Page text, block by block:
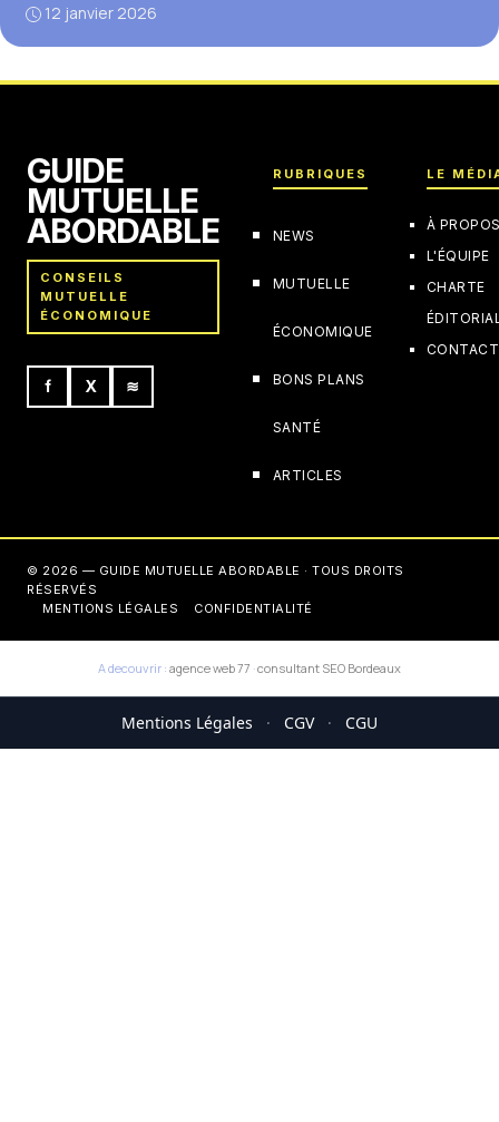
12 janvier 2026
GUIDE
MUTUELLE
ABORDABLE
CONSEILS
MUTUELLE
ÉCONOMIQUE
f X ≋
RUBRIQUES
NEWS
MUTUELLE
ÉCONOMIQUE
BONS PLANS
SANTÉ
ARTICLES
LE
À
L'ÉQUIPE
CHARTE
CONTACT
© 2026 — GUIDE MUTUELLE ABORDABLE · TOUS DROITS
RÉSERVÉS
MENTIONS LÉGALES
CONFIDENTIALITÉ
A decouvrir : agence web 77 ·consultant SEO Bordeaux
Mentions Légales · CGV · CGU